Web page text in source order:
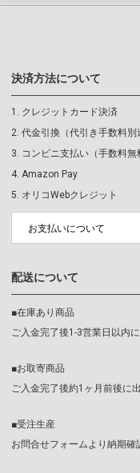
決済方法について
クレジットカード決済
代金引換（代引き手数料別
コンビニ支払い（手数料無
Amazon Pay
オリコWebクレジット
お支払いについて
配送について
■在庫あり商品
ご入金完了後1-3営業日以内
■お取寄商品
ご入金完了後約1ヶ月前後に
■受注生産
お問合せフォームより納期確